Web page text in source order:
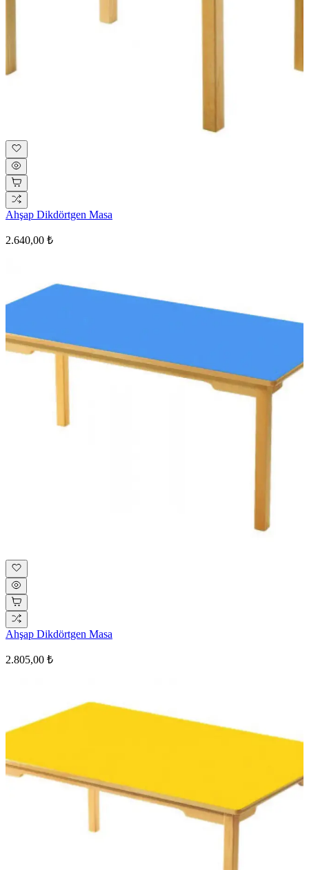
Ahşap Dikdörtgen Masa
2.640,00 ₺
Ahşap Dikdörtgen Masa
2.805,00 ₺